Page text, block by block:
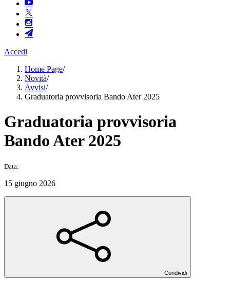
Accedi
Home Page/
Novità/
Avvisi/
Graduatoria provvisoria Bando Ater 2025
Graduatoria provvisoria
Bando Ater 2025
Data:
15 giugno 2026
Condividi